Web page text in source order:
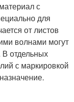
с
для
от листов
волнами могут
отдельных
с маркировкой